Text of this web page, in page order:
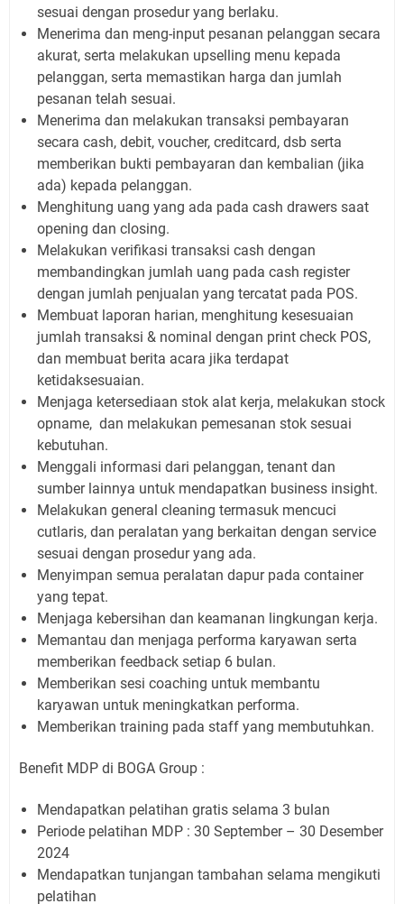
sesuai dengan prosedur yang berlaku.
Menerima dan meng-input pesanan pelanggan secara
akurat, serta melakukan upselling menu kepada
pelanggan, serta memastikan harga dan jumlah
pesanan telah sesuai.
Menerima dan melakukan transaksi pembayaran
secara cash, debit, voucher, creditcard, dsb serta
memberikan bukti pembayaran dan kembalian (jika
ada) kepada pelanggan.
Menghitung uang yang ada pada cash drawers saat
opening dan closing.
Melakukan verifikasi transaksi cash dengan
membandingkan jumlah uang pada cash register
dengan jumlah penjualan yang tercatat pada POS.
Membuat laporan harian, menghitung kesesuaian
jumlah transaksi & nominal dengan print check POS,
dan membuat berita acara jika terdapat
ketidaksesuaian.
Menjaga ketersediaan stok alat kerja, melakukan stock
opname, dan melakukan pemesanan stok sesuai
kebutuhan.
Menggali informasi dari pelanggan, tenant dan
sumber lainnya untuk mendapatkan business insight.
Melakukan general cleaning termasuk mencuci
cutlaris, dan peralatan yang berkaitan dengan service
sesuai dengan prosedur yang ada.
Menyimpan semua peralatan dapur pada container
yang tepat.
Menjaga kebersihan dan keamanan lingkungan kerja.
Memantau dan menjaga performa karyawan serta
memberikan feedback setiap 6 bulan.
Memberikan sesi coaching untuk membantu
karyawan untuk meningkatkan performa.
Memberikan training pada staff yang membutuhkan.
Benefit MDP di BOGA Group :
Mendapatkan pelatihan gratis selama 3 bulan
Periode pelatihan MDP : 30 September – 30 Desember
2024
Mendapatkan tunjangan tambahan selama mengikuti
pelatihan